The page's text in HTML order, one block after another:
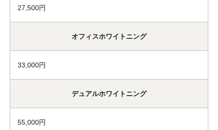
27,500円
オフィスホワイトニング
33,000円
デュアルホワイトニング
55,000円